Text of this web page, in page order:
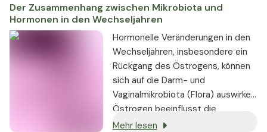
Stimmungsschwankungen,
Reizbarkeit und Nervosität,
Knochenabbau, Schlaflosigkeit
sowie zur Aufrechterhaltung eines
gesunden Blutzuckerspiegels. Die
magensaftresistenten Kapseln
gewährleisten eine maximale
Überlebensdauer und Wirksamkeit.
Der Zusammenhang zwischen Mikrobiota und
Hormonen in den Wechseljahren
Hormonelle Veränderungen in den
Wechseljahren, insbesondere ein
Rückgang des Östrogens, können
sich auf die Darm- und
Vaginalmikrobiota (Flora) auswirken.
Östrogen beeinflusst die
mikrobielle Zusammensetzung und
Mehr lesen